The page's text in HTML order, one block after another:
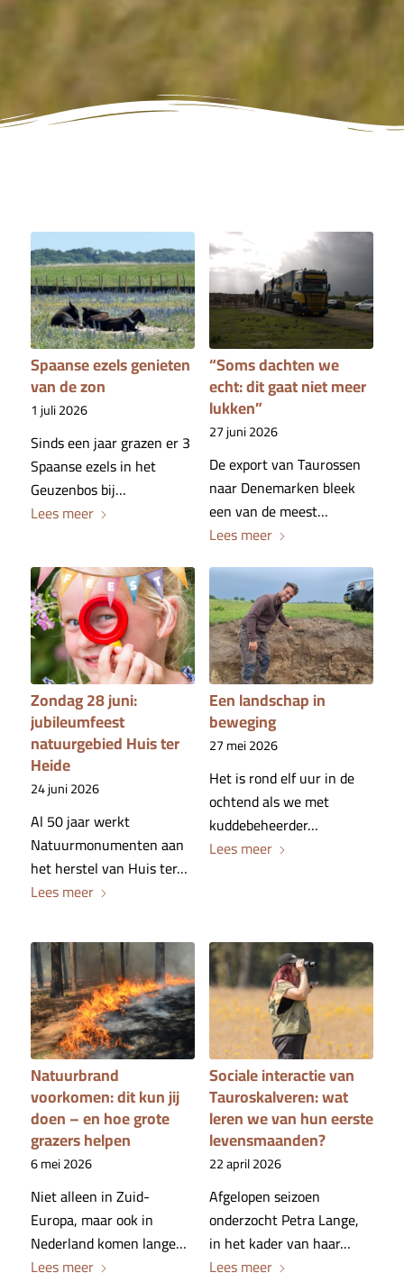
Spaanse ezels genieten
van de zon
1 juli 2026
Sinds een jaar grazen er 3
Spaanse ezels in het
Geuzenbos bij…
Lees meer
“Soms dachten we
echt: dit gaat niet meer
lukken”
27 juni 2026
De export van Taurossen
naar Denemarken bleek
een van de meest…
Lees meer
Zondag 28 juni:
jubileumfeest
natuurgebied Huis ter
Heide
24 juni 2026
Al 50 jaar werkt
Natuurmonumenten aan
het herstel van Huis ter…
Lees meer
Een landschap in
beweging
27 mei 2026
Het is rond elf uur in de
ochtend als we met
kuddebeheerder…
Lees meer
Natuurbrand
voorkomen: dit kun jij
doen – en hoe grote
grazers helpen
6 mei 2026
Niet alleen in Zuid-
Europa, maar ook in
Nederland komen lange…
Lees meer
Sociale interactie van
Tauroskalveren: wat
leren we van hun eerste
levensmaanden?
22 april 2026
Afgelopen seizoen
onderzocht Petra Lange,
in het kader van haar…
Lees meer